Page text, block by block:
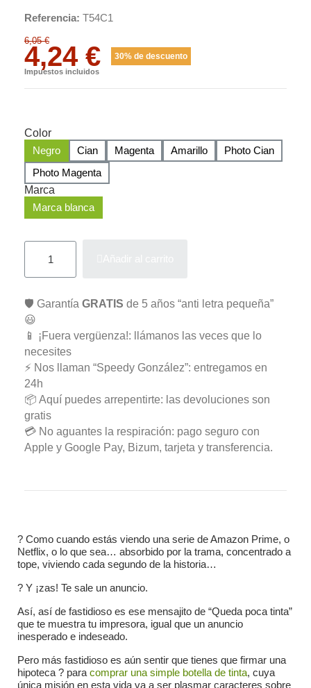
Referencia T54C1
6,05 €
4,24 € 30% de descuento
Impuestos incluidos
Color
Negro
Cian Magenta Amarillo
Photo Cian
Photo Magenta
Marca
Marca blanca
🛡️ Garantía GRATIS de 5 años “anti letra pequeña”
😃
📱 ¡Fuera vergüenza!: llámanos las veces que lo
necesites
⚡ Nos llaman “Speedy González”: entregamos en
24h
📦 Aquí puedes arrepentirte: las devoluciones son
gratis
💳 No aguantes la respiración: pago seguro con
Apple y Google Pay, Bizum, tarjeta y transferencia.
? Como cuando estás viendo una serie de Amazon Prime, o
Netflix, o lo que sea… absorbido por la trama, concentrado a
tope, viviendo cada segundo de la historia…
? Y ¡zas! Te sale un anuncio.
Así, así de fastidioso es ese mensajito de “Queda poca tinta”
que te muestra tu impresora, igual que un anuncio
inesperado e indeseado.
Pero más fastidioso es aún sentir que tienes que firmar una
hipoteca ? para comprar una simple botella de tinta, cuya
única misión en esta vida va a ser plasmar caracteres sobre